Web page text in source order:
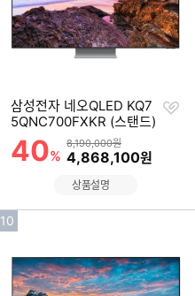
삼성전자 네오QLED KQ7
5QNC700FXKR (스탠드)
할인률
40%
상품금액
8,190,000원
할인금액
4,868,100원
찜
상품설명
인
10